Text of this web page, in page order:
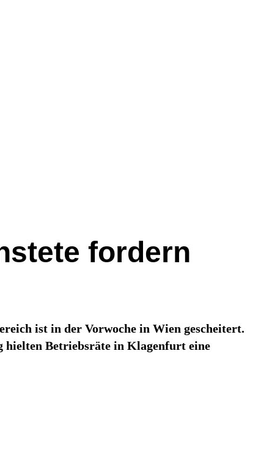
fordern
ist in der Vorwoche in Wien gescheitert.
hielten Betriebsräte in Klagenfurt eine